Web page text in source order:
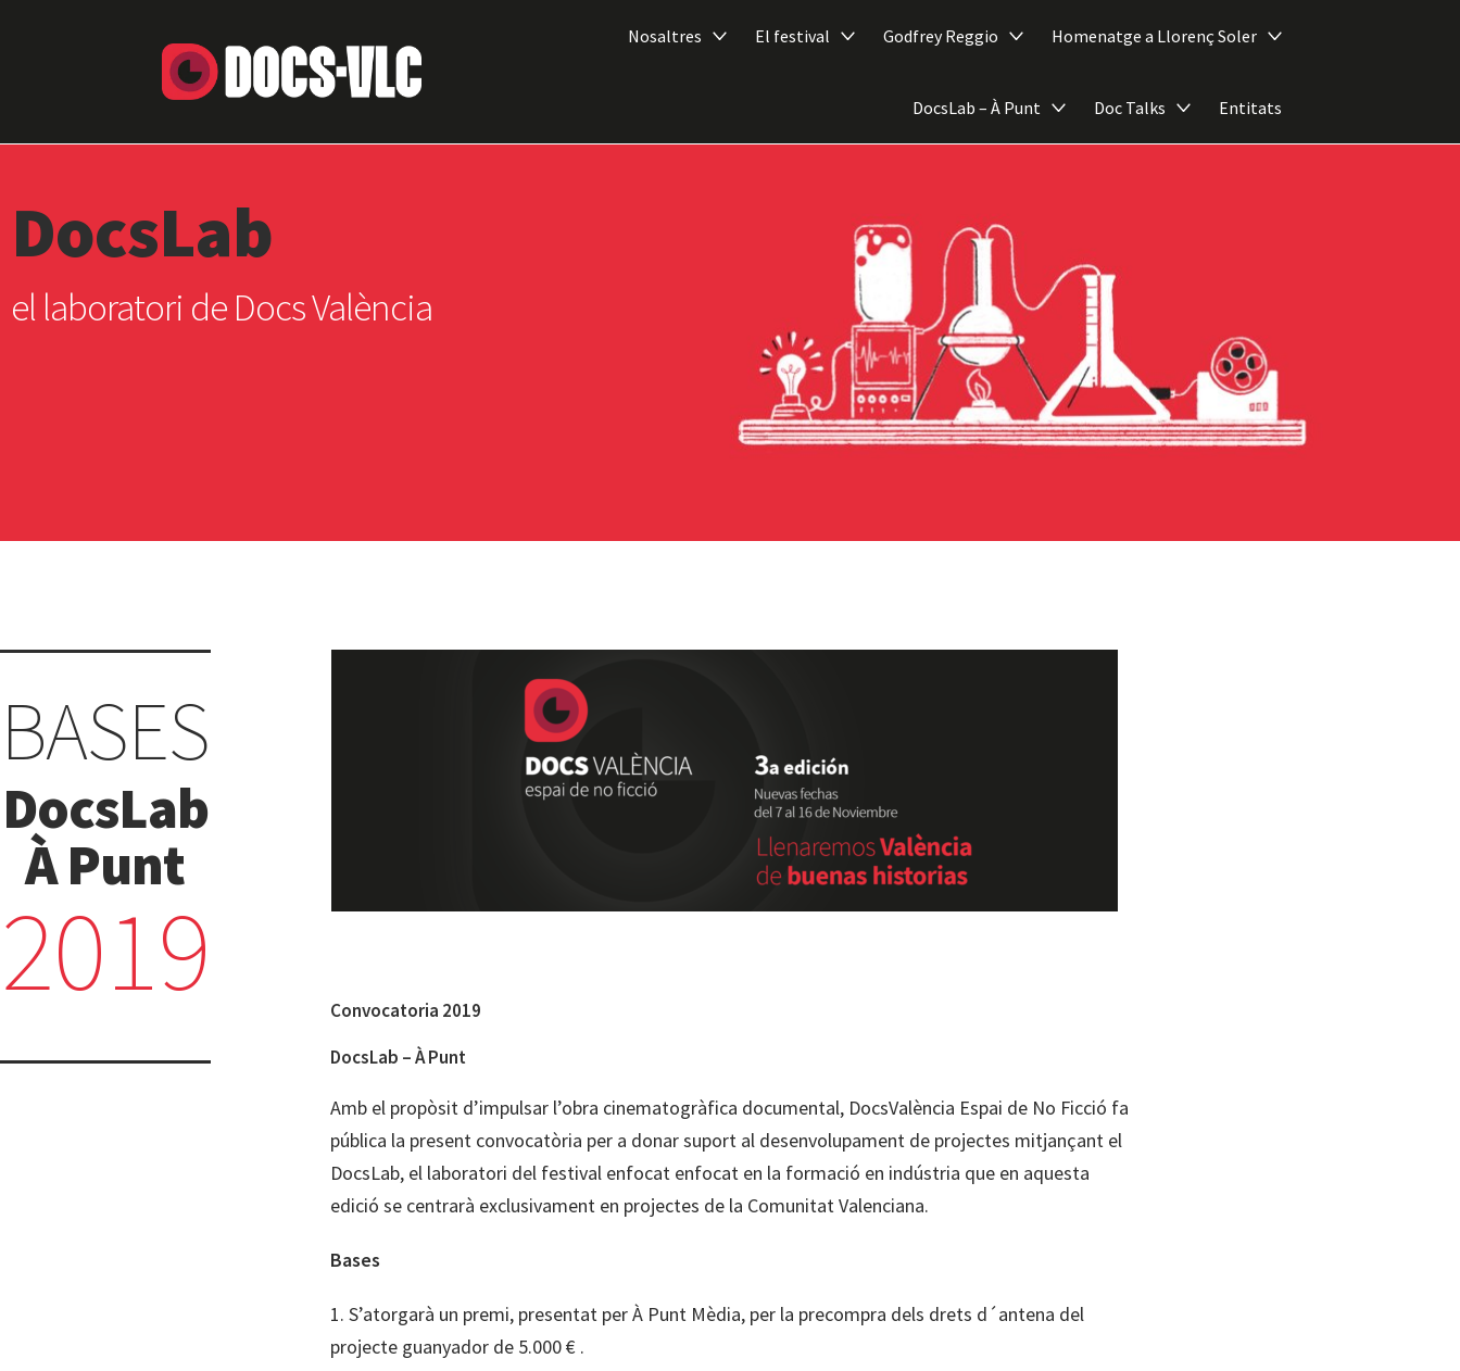
Nosaltres El festival Godfrey Reggio Homenatge a Llorenç Soler
DocsLab – À Punt Doc Talks Entitats
DocsLab
el laboratori de Docs València
BASES
DocsLab
À Punt
2019
Convocatoria 2019
DocsLab – À Punt
Amb el propòsit d’impulsar l’obra cinematogràfica documental, DocsValència Espai de No Ficció fa
pública la present convocatòria per a donar suport al desenvolupament de projectes mitjançant el
DocsLab, el laboratori del festival enfocat enfocat en la formació en indústria que en aquesta
edició se centrarà exclusivament en projectes de la Comunitat Valenciana.
Bases
1. S’atorgarà un premi, presentat per À Punt Mèdia, per la precompra dels drets d´antena del
projecte guanyador de 5.000 € .